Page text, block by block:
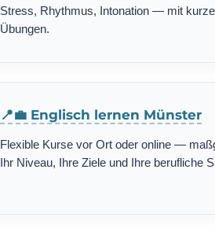
Stress, Rhythmus, Intonation — mit
Übungen.
📍💼 Englisch lernen Münster
Flexible Kurse vor Ort oder online —
Ihr Niveau, Ihre Ziele und Ihre berufliche